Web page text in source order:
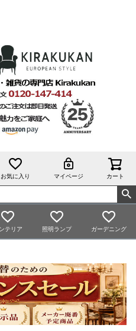
お気に入り マイページ カート
テリア 照明ランプ ガーデニング